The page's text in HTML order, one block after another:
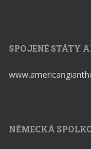
SPOJENÉ STÁTY
NĚMECKÁ